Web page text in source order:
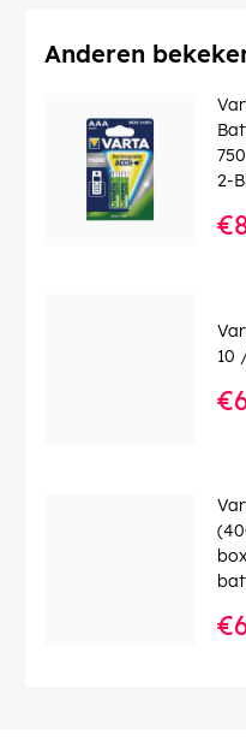
4008496808083
EAN:
Anderen
2-
10